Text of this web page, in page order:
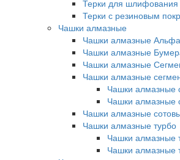
Терки для шлифования
Терки с резиновым
Чашки алмазные
Чашки алмазные Альфа
Чашки алмазные
Чашки алмазные
Чашки алмазные
Чашки алмазные
Чашки алмазные
Чашки алмазные
Чашки алмазные турбо
Чашки алмазные
Чашки алмазные